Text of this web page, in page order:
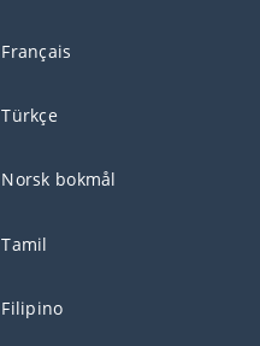
Français
Türkçe
Norsk bokmål
Tamil
Filipino